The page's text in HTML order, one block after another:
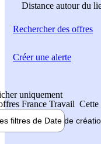
Distance autour du
Rechercherdes offres
uniquement
France Travail Cette
filtres de Date de
Créer une alerte